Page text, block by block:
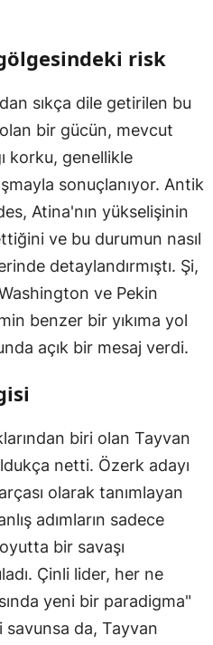
risk
sıkça dile getirilen bu
bir gücün, mevcut
korku, genellikle
sonuçlanıyor. Antik
Atina'nın yükselişinin
ve bu durumun nasıl
detaylandırmıştı. Şi,
ve Pekin
benzer bir yıkıma yol
açık bir mesaj verdi.
biri olan Tayvan
netti. Özerk adayı
olarak tanımlayan
adımların sadece
bir savaşı
Çinli lider, her ne
yeni bir paradigma"
savunsa da, Tayvan